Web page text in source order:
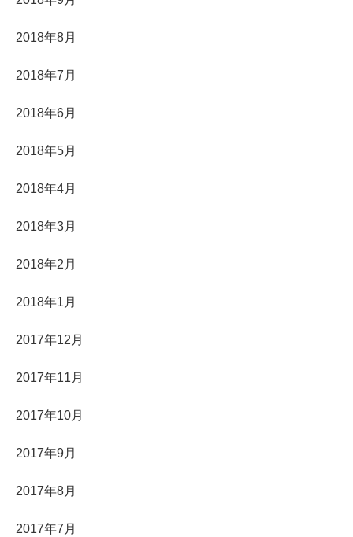
2018年8月
2018年7月
2018年6月
2018年5月
2018年4月
2018年3月
2018年2月
2018年1月
2017年12月
2017年11月
2017年10月
2017年9月
2017年8月
2017年7月